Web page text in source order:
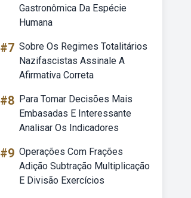
Gastronômica Da Espécie
Humana
#7 Sobre Os Regimes Totalitários
Nazifascistas Assinale A
Afirmativa Correta
#8 Para Tomar Decisões Mais
Embasadas E Interessante
Analisar Os Indicadores
#9 Operações Com Frações
Adição Subtração Multiplicação
E Divisão Exercícios